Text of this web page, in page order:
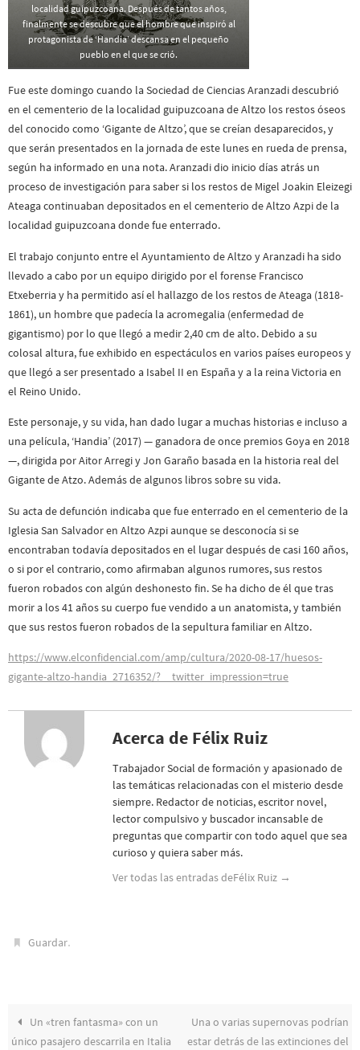
localidad guipuzcoana. Después de tantos años,
finalmente se descubre que el hombre que inspiró al
protagonista de ‘Handia’ descansa en el pequeño
pueblo en el que se crió.
Fue este domingo cuando la Sociedad de Ciencias Aranzadi descubrió
en el cementerio de la localidad guipuzcoana de Altzo los restos óseos
del conocido como ‘Gigante de Altzo’, que se creían desaparecidos, y
que serán presentados en la jornada de este lunes en rueda de prensa,
según ha informado en una nota. Aranzadi dio inicio días atrás un
proceso de investigación para saber si los restos de Migel Joakin Eleizegi
Ateaga continuaban depositados en el cementerio de Altzo Azpi de la
localidad guipuzcoana donde fue enterrado.
El trabajo conjunto entre el Ayuntamiento de Altzo y Aranzadi ha sido
llevado a cabo por un equipo dirigido por el forense Francisco
Etxeberria y ha permitido así el hallazgo de los restos de Ateaga (1818-
1861), un hombre que padecía la acromegalia (enfermedad de
gigantismo) por lo que llegó a medir 2,40 cm de alto. Debido a su
colosal altura, fue exhibido en espectáculos en varios países europeos y
que llegó a ser presentado a Isabel II en España y a la reina Victoria en
el Reino Unido.
Este personaje, y su vida, han dado lugar a muchas historias e incluso a
una película, ‘Handia’ (2017) — ganadora de once premios Goya en 2018
—, dirigida por Aitor Arregi y Jon Garaño basada en la historia real del
Gigante de Atzo. Además de algunos libros sobre su vida.
Su acta de defunción indicaba que fue enterrado en el cementerio de la
Iglesia San Salvador en Altzo Azpi aunque se desconocía si se
encontraban todavía depositados en el lugar después de casi 160 años,
o si por el contrario, como afirmaban algunos rumores, sus restos
fueron robados con algún deshonesto fin. Se ha dicho de él que tras
morir a los 41 años su cuerpo fue vendido a un anatomista, y también
que sus restos fueron robados de la sepultura familiar en Altzo.
https://www.elconfidencial.com/amp/cultura/2020-08-17/huesos-
gigante-altzo-handia_2716352/?__twitter_impression=true
Acerca de Félix Ruiz
Trabajador Social de formación y apasionado de
las temáticas relacionadas con el misterio desde
siempre. Redactor de noticias, escritor novel,
lector compulsivo y buscador incansable de
preguntas que compartir con todo aquel que sea
curioso y quiera saber más.
Ver todas las entradas deFélix Ruiz →
Guardar.
Un «tren fantasma» con un
único pasajero descarrila en Italia
Una o varias supernovas podrían
estar detrás de las extinciones del